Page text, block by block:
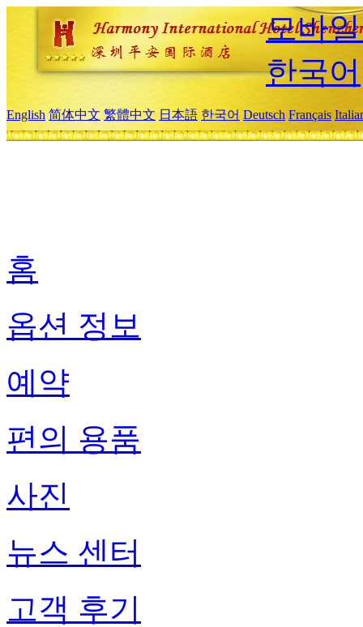
모바
한국어
English 简体中文 繁體中文 日本語 한국어 Deutsch Français
홈
옵션 정보
예약
편의 용품
사진
뉴스 센터
고객 후기